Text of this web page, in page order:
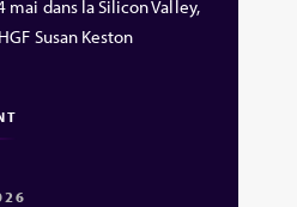
mai dans la Silicon Valley,
Susan Keston